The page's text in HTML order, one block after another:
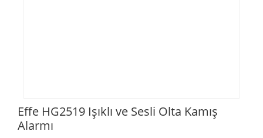
Effe HG2519 Işıklı ve Sesli Olta Kamış
Alarmı